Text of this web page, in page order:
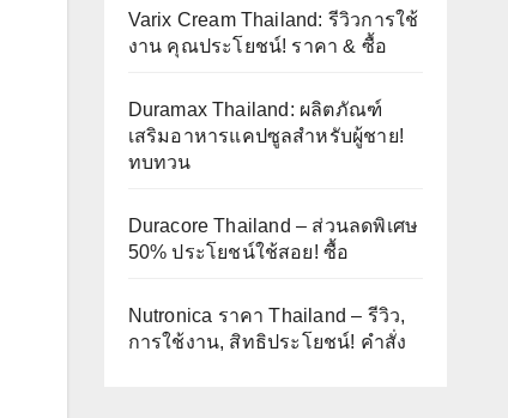
Varix Cream Thailand: รีวิวการใช้
งาน คุณประโยชน์! ราคา & ซื้อ
Duramax Thailand: ผลิตภัณฑ์
เสริมอาหารแคปซูลสำหรับผู้ชาย!
ทบทวน
Duracore Thailand – ส่วนลดพิเศษ
50% ประโยชน์ใช้สอย! ซื้อ
Nutronica ราคา Thailand – รีวิว,
การใช้งาน, สิทธิประโยชน์! คำสั่ง